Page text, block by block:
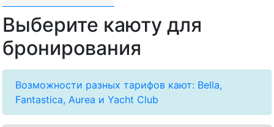
Выберите каюту для
бронирования
Возможности разных тарифов кают: Bella,
Fantastica, Aurea и Yacht Club